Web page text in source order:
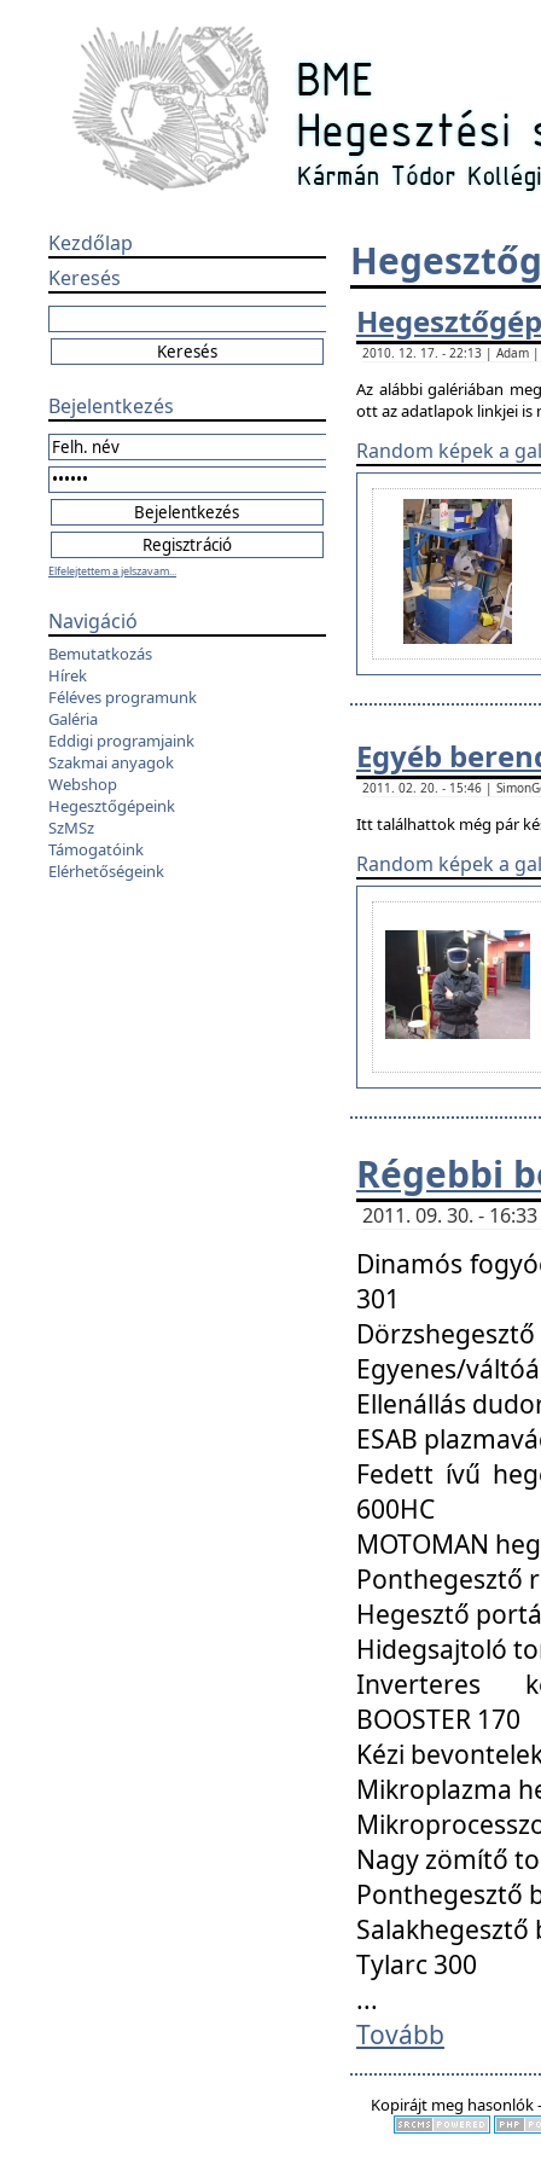
Kezdőlap
Keresés
Bejelentkezés
Elfelejtettem a jelszavam...
Navigáció
Bemutatkozás
Hírek
Féléves programunk
Galéria
Eddigi programjaink
Szakmai anyagok
Webshop
Hegesztőgépeink
SzMSz
Támogatóink
Elérhetőségeink
2010. 12. 17. - 22:13 |
Az alábbi galériában
ott az adatlapok linkjei is
Random képek a
Egyéb
2011. 02. 20. - 15:46 |
Itt találhattok még pár
Random képek a
Régebbi
2011. 09. 30. -
Dinamós
301
Egyenes/
Ellenállás
ESAB
Fedett ívű
600HC
MOTOMAN
Ponthegesztő
Hegesztő
Hidegsajtoló
Inverteres
BOOSTER 170
Kézi
Mikroplazma
Nagy zömítő
Ponthegesztő
Tylarc 300
...
Tovább
Kopirájt meg hasonlók